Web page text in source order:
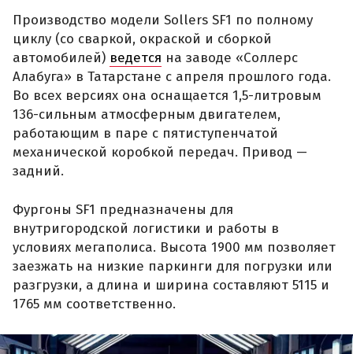
Производство модели Sollers SF1 по полному
циклу (со сваркой, окраской и сборкой
автомобилей) ведется на заводе «Соллерс
Алабуга» в Татарстане с апреля прошлого года.
Во всех версиях она оснащается 1,5-литровым
136-сильным атмосферным двигателем,
работающим в паре с пятиступенчатой
механической коробкой передач. Привод —
задний.
Фургоны SF1 предназначены для
внутригородской логистики и работы в
условиях мегаполиса. Высота 1900 мм позволяет
заезжать на низкие паркинги для погрузки или
разгрузки, а длина и ширина составляют 5115 и
1765 мм соответственно.